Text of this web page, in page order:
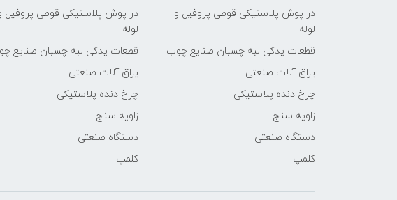
در پوش پلاستیکی قوطی پروفیل و
لوله
قطعات یدکی لبه چسبان صنایع چوب
یراق آلات صنعتی
چرخ دنده پلاستیکی
زاویه سنج
دستگاه صنعتی
کلمپ
در پوش پلاستیکی قوطی پروفیل
لوله
قطعات یدکی لبه چسبان صنایع
یراق آلات صنعتی
چرخ دنده پلاستیکی
زاویه سنج
دستگاه صنعتی
کلمپ